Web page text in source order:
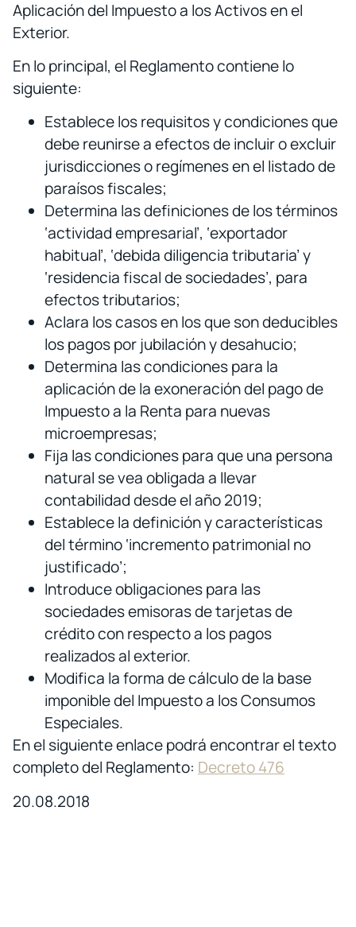
Aplicación del Impuesto a los Activos en el
Exterior.
En lo principal, el Reglamento contiene lo
siguiente:
Establece los requisitos y condiciones que
debe reunirse a efectos de incluir o excluir
jurisdicciones o regímenes en el listado de
paraísos fiscales;
Determina las definiciones de los términos
‘actividad empresarial’, ‘exportador
habitual’, ‘debida diligencia tributaria’ y
‘residencia fiscal de sociedades’, para
efectos tributarios;
Aclara los casos en los que son deducibles
los pagos por jubilación y desahucio;
Determina las condiciones para la
aplicación de la exoneración del pago de
Impuesto a la Renta para nuevas
microempresas;
Fija las condiciones para que una persona
natural se vea obligada a llevar
contabilidad desde el año 2019;
Establece la definición y características
del término ‘incremento patrimonial no
justificado’;
Introduce obligaciones para las
sociedades emisoras de tarjetas de
crédito con respecto a los pagos
realizados al exterior.
Modifica la forma de cálculo de la base
imponible del Impuesto a los Consumos
Especiales.
En el siguiente enlace podrá encontrar el texto
completo del Reglamento: Decreto 476
20.08.2018